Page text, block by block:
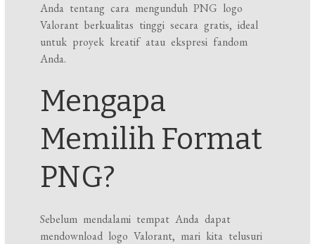
Anda tentang cara mengunduh PNG logo
Valorant berkualitas tinggi secara gratis, ideal
untuk proyek kreatif atau ekspresi fandom
Anda.
Mengapa
Memilih Format
PNG?
Sebelum mendalami tempat Anda dapat
mendownload logo Valorant, mari kita telusuri